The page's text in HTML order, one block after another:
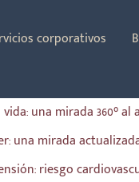
corporativos
Buscar
una mirada 360°
una mirada
riesgo